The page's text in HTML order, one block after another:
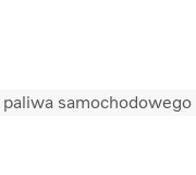
Polska
samochodowego